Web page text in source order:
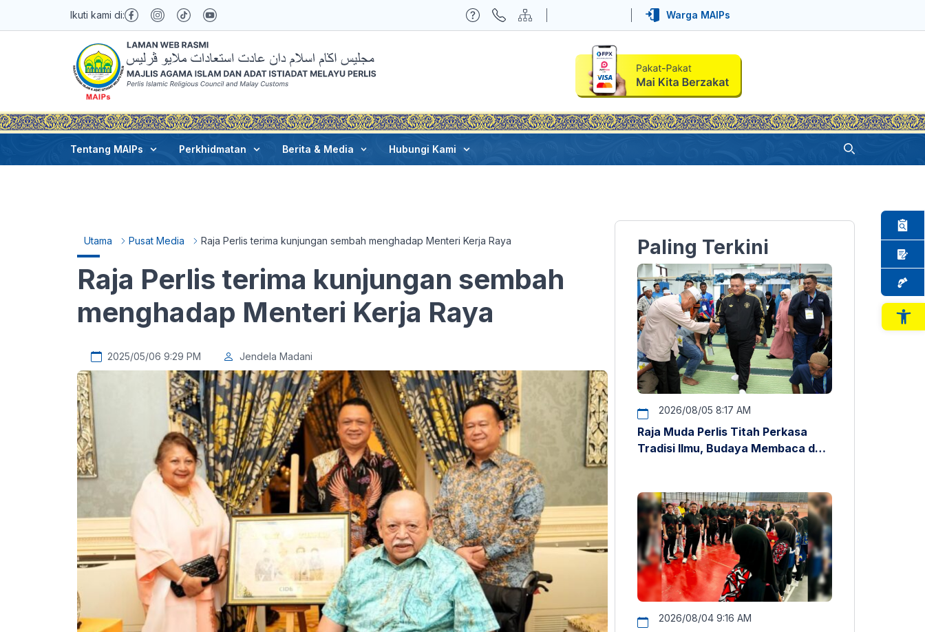
Ikuti kami di: Warga MAIPs
Tentang MAIPs Perkhidmatan Berita & Media Hubungi Kami
Utama Pusat Media Raja Perlis terima kunjungan sembah menghadap Menteri Kerja Raya
Raja Perlis terima kunjungan sembah
menghadap Menteri Kerja Raya
2025/05/06 9:29 PM Jendela Madani
Paling Terkini
2026/08/05 8:17 AM
Raja Muda Perlis Titah Perkasa
Tradisi Ilmu, Budaya Membaca dan
2026/08/04 9:16 AM